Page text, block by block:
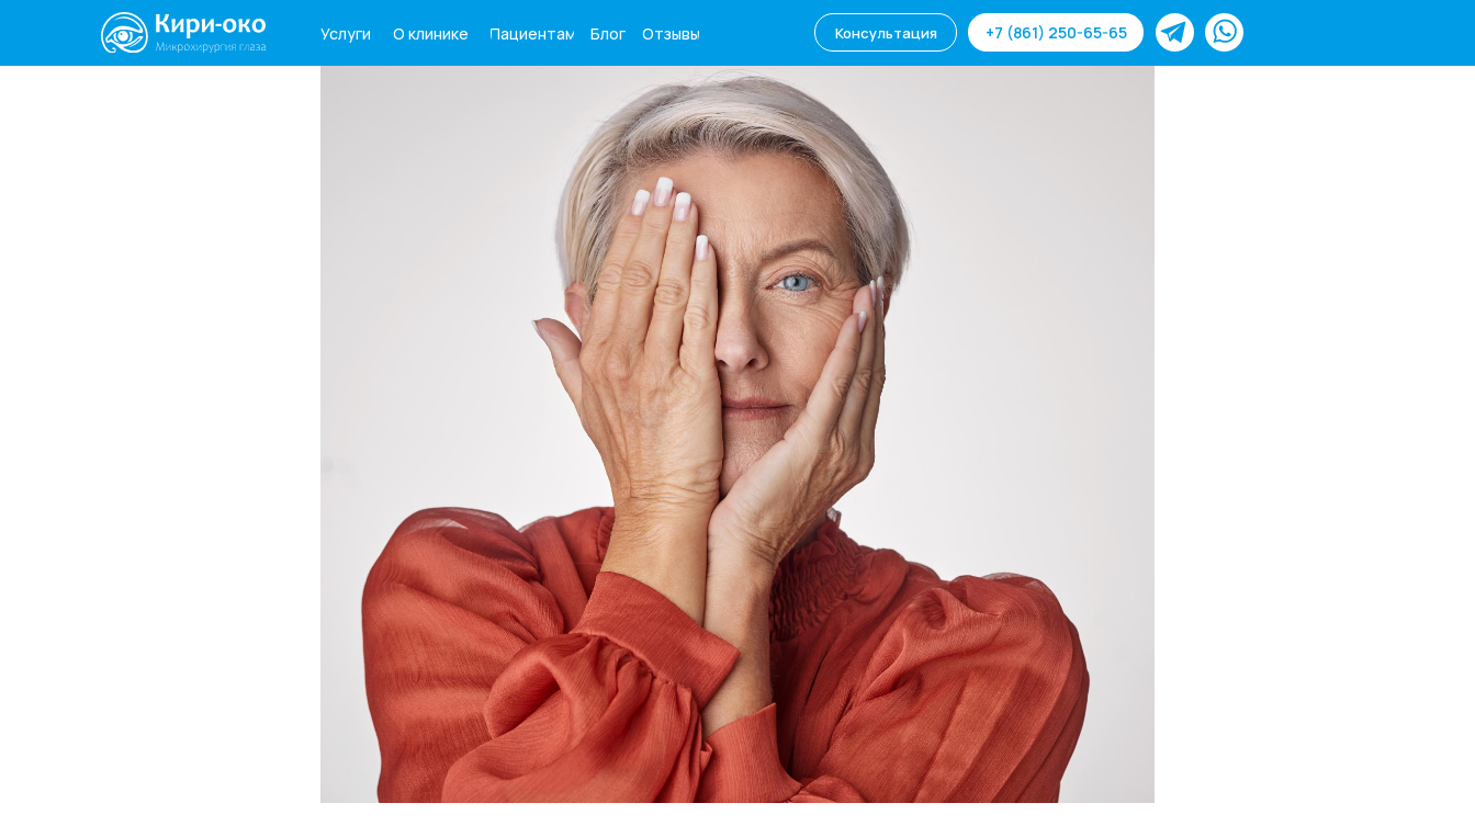
Консультация +7 (861) 250-65-65
Услуги О клинике Пациентам Блог Отзывы
+7 (861) 250-65-65 Для слабовидящих